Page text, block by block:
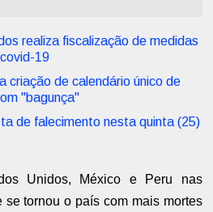
realiza fiscalização de medidas
19
criação de calendário único de
"bagunça"
de falecimento nesta quinta (25)
Unidos, México e Peru nas
se tornou o país com mais mortes